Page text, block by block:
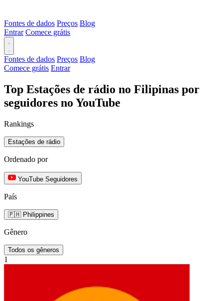
Fontes de dados Preços Blog
Entrar Comece grátis
Fontes de dados Preços Blog
Comece grátis Entrar
Top Estações de rádio no Filipinas por
seguidores no YouTube
Rankings
Estações de rádio
Ordenado por
YouTube Seguidores
País
🇵🇭 Philippines
Gênero
Todos os gêneros
1